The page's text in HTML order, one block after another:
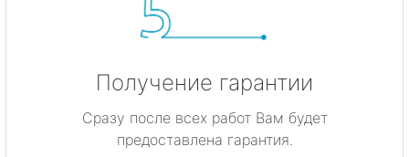
Получение гарантии
Сразу после всех работ Вам будет
предоставлена гарантия.